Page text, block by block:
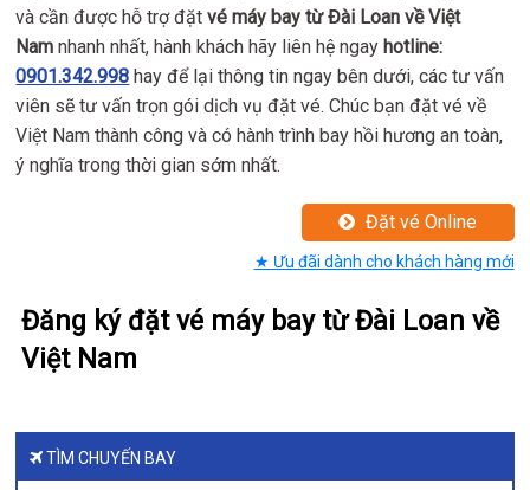
và cần được hỗ trợ đặtvé máy bay từ Đài Loan về Việt
Nam nhanh nhất, hành khách hãy liên hệ ngay hotline:
0901.342.998 hay để lại thông tin ngay bên dưới, các tư vấn
viên sẽ tư vấn trọn gói dịch vụ đặt vé. Chúc bạn đặt vé về
Việt Nam thành công và có hành trình bay hồi hương an toàn,
ý nghĩa trong thời gian sớm nhất.
Đặt vé Online
★ Ưu đãi dành cho khách hàng mới
Đăng ký đặt vé máy bay từ Đài Loan về
Việt Nam
TÌM CHUYẾN BAY